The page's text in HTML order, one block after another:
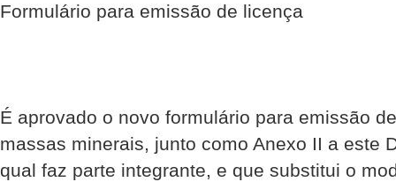
Formulário para emissão de licença
É aprovado o novo formulário para emissão
massas minerais, junto como Anexo II a este
qual faz parte integrante, e que substitui o